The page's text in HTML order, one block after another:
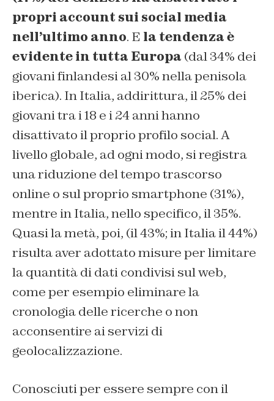
propri account sui social media
nell’ultimo anno. E la tendenza è
evidente in tutta Europa (dal 34% dei
giovani finlandesi al 30% nella penisola
iberica). In Italia, addirittura, il 25% dei
giovani tra i 18 e i 24 anni hanno
disattivato il proprio profilo social. A
livello globale, ad ogni modo, si registra
una riduzione del tempo trascorso
online o sul proprio smartphone (31%),
mentre in Italia, nello specifico, il 35%.
Quasi la metà, poi, (il 43%; in Italia il 44%)
risulta aver adottato misure per limitare
la quantità di dati condivisi sul web,
come per esempio eliminare la
cronologia delle ricerche o non
acconsentire ai servizi di
geolocalizzazione.
Conosciuti per essere sempre con il